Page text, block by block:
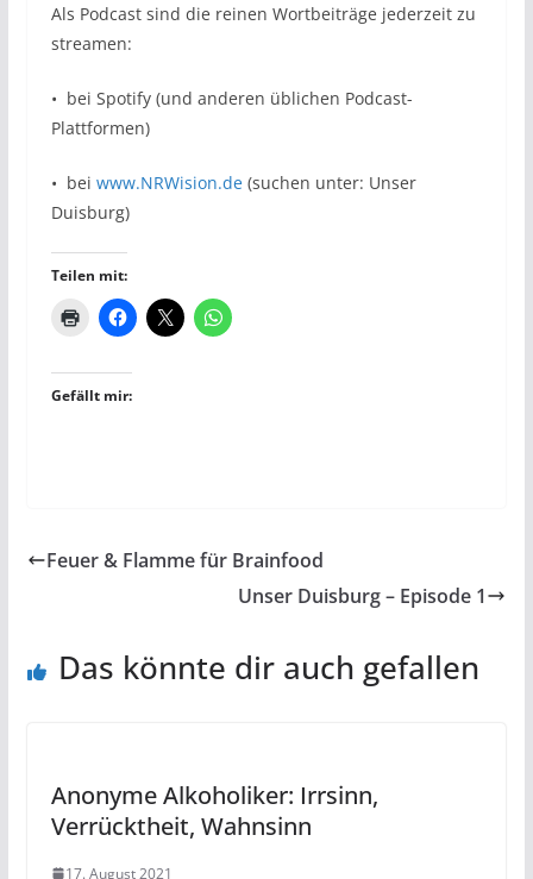
Als Podcast sind die reinen Wortbeiträge jederzeit zu
streamen:
•⁠ ⁠bei Spotify (und anderen üblichen Podcast-
Plattformen)
•⁠ ⁠bei www.NRWision.de(suchen unter: Unser
Duisburg)
Teilen mit:
Gefällt mir:
Feuer & Flamme für Brainfood
Unser Duisburg – Episode 1
Das könnte dir auch gefallen
Anonyme Alkoholiker: Irrsinn,
Verrücktheit, Wahnsinn
17. August 2021